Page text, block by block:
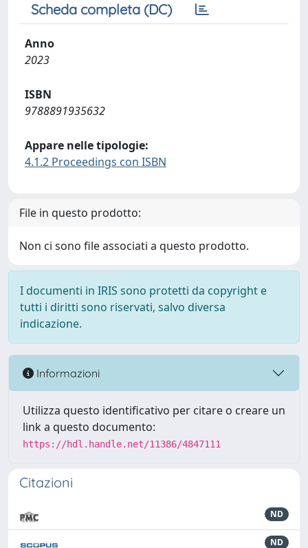
Scheda completa (DC)
Anno
2023
ISBN
9788891935632
Appare nelle tipologie:
4.1.2 Proceedings con ISBN
File in questo prodotto:
Non ci sono file associati a questo prodotto.
I documenti in IRIS sono protetti da copyright e
tutti i diritti sono riservati, salvo diversa
indicazione.
Informazioni
Utilizza questo identificativo per citare o creare un
link a questo documento:
https://hdl.handle.net/11386/4847111
Citazioni
ND
ND